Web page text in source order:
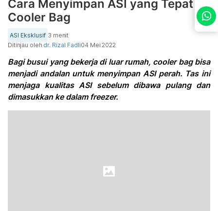
Cara Menyimpan ASI yang Tepat di
Cooler Bag
ASI Eksklusif 3 menit
Ditinjau oleh dr. Rizal Fadli04 Mei 2022
Bagi busui yang bekerja di luar rumah, cooler bag bisa
menjadi andalan untuk menyimpan ASI perah. Tas ini
menjaga kualitas ASI sebelum dibawa pulang dan
dimasukkan ke dalam freezer.